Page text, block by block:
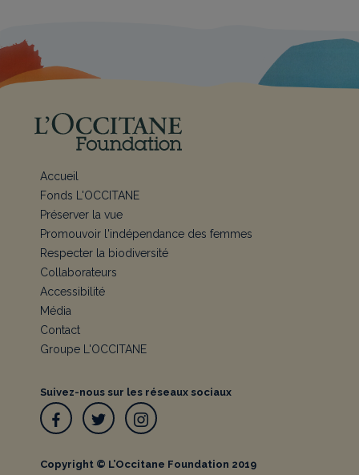
Accueil
Fonds L'OCCITANE
Préserver la vue
Promouvoir l'indépendance des femmes
Respecter la biodiversité
Collaborateurs
Accessibilité
Média
Contact
Groupe L'OCCITANE
Suivez-nous sur les réseaux sociaux
Copyright © L’Occitane Foundation 2019